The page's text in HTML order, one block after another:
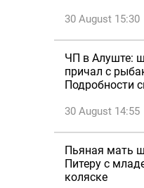
30 August 15:30
ЧП в Алуште:
причал с
Подробности
30 August 14:55
Пьяная мать
Питеру с
коляске